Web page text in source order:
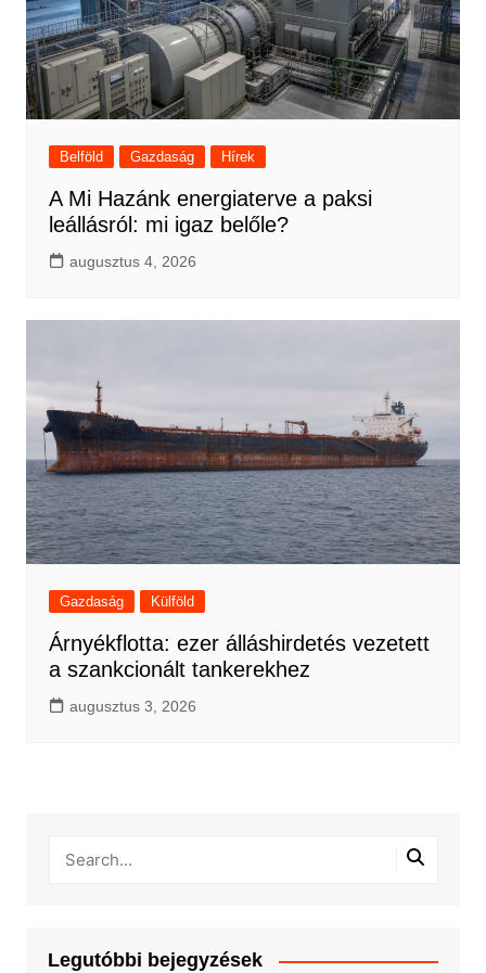
Belföld Gazdaság Hírek
A Mi Hazánk energiaterve a paksi
leállásról: mi igaz belőle?
augusztus 4, 2026
Gazdaság Külföld
Árnyékflotta: ezer álláshirdetés vezetett
a szankcionált tankerekhez
augusztus 3, 2026
Legutóbbi bejegyzések